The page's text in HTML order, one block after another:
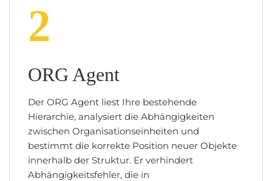
2
ORG Agent
Der ORG Agent liest Ihre bestehende
Hierarchie, analysiert die Abhängigkeiten
zwischen Organisationseinheiten und
bestimmt die korrekte Position neuer Objekte
innerhalb der Struktur. Er verhindert
Abhängigkeitsfehler, die in